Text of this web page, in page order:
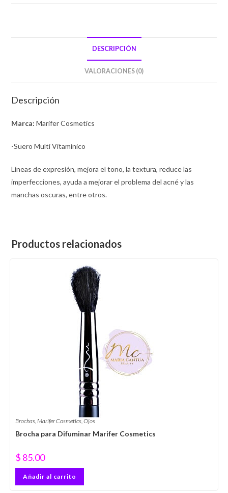
DESCRIPCIÓN
VALORACIONES (0)
Descripción
Marca:Marifer Cosmetics
-Suero Multi Vitaminico
Líneas de expresión, mejora el tono, la textura, reduce las
imperfecciones, ayuda a mejorar el problema del acné y las
manchas oscuras, entre otros.
Productos relacionados
Brochas, Marifer Cosmetics, Ojos
Brocha para Difuminar Marifer Cosmetics
$ 85.00
Añadir al carrito